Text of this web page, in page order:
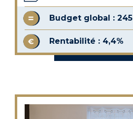
Budget global :
Rentabilité : 4,4%